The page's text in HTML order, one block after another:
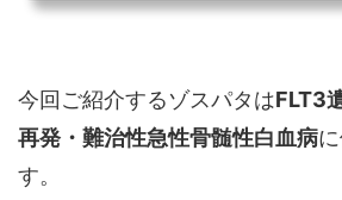
すが、これら血液細胞の異常化（腫瘍化＝がん化
今回ご紹介するゾスパタはFLT3
再発・難治性急性骨髄性白血病
す。